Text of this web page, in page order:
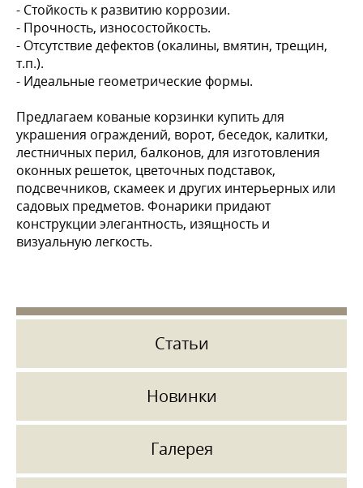
Статьи
Новинки
Галерея
- Стойкость к развитию коррозии.
- Прочность, износостойкость.
- Отсутствие дефектов (окалины, вмятин, трещин,
т.п.).
- Идеальные геометрические формы.
Предлагаем кованые корзинки купить для
украшения ограждений, ворот, беседок, калитки,
лестничных перил, балконов, для изготовления
оконных решеток, цветочных подставок,
подсвечников, скамеек и других интерьерных или
садовых предметов. Фонарики придают
конструкции элегантность, изящность и
визуальную легкость.